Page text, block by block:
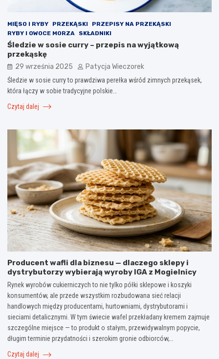
MIĘSO I RYBY PRZEKĄSKI
PRZEPISY NA PRZEKĄSKI
RYBY I OWOCE MORZA
SKŁADNIKI
Śledzie w sosie curry – przepis na wyjątkową
przekąskę
29 września 2025 Patycja Wieczorek
Śledzie w sosie curry to prawdziwa perełka wśród zimnych przekąsek,
która łączy w sobie tradycyjne polskie…
Czytaj dalej
Producent wafli dla biznesu — dlaczego sklepy i
dystrybutorzy wybierają wyroby IGA z Mogielnicy
Rynek wyrobów cukierniczych to nie tylko półki sklepowe i koszyki
konsumentów, ale przede wszystkim rozbudowana sieć relacji
handlowych między producentami, hurtowniami, dystrybutorami i
sieciami detalicznymi. W tym świecie wafel przekładany kremem zajmuje
szczególne miejsce — to produkt o stałym, przewidywalnym popycie,
długim terminie przydatności i szerokim gronie odbiorców,…
Czytaj dalej